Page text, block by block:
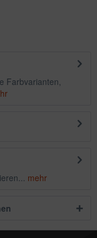
Farbvarianten,
mehr